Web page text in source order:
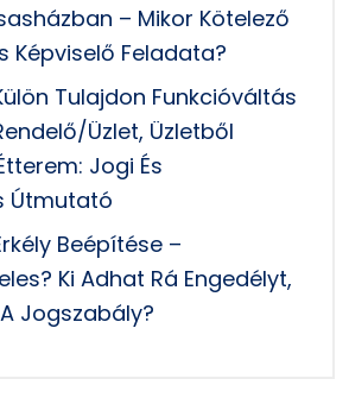
– Mikor Kötelező
Képviselő Feladata?
Tulajdon Funkcióváltás
üzlet, Üzletből
Jogi És
Útmutató
Beépítése –
Ki Adhat Rá Engedélyt,
Jogszabály?